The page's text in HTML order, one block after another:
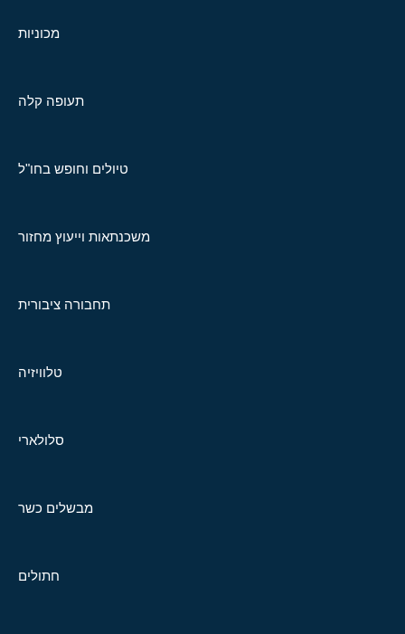
מכוניות
תעופה קלה
טיולים וחופש בחו"ל
משכנתאות וייעוץ מחזור
תחבורה ציבורית
טלוויזיה
סלולארי
מבשלים כשר
חתולים